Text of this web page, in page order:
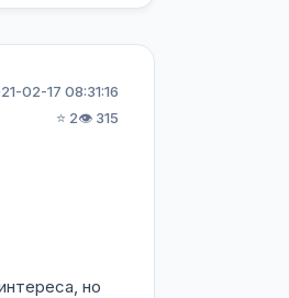
02-17 08:31:16
⭐ 2👁️ 315
но